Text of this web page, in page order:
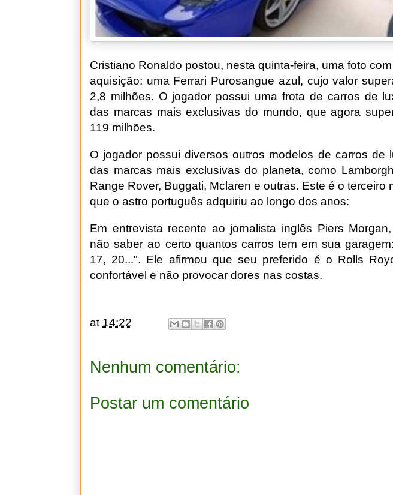
Cristiano Ronaldo postou, nesta quinta-feira, uma foto
aquisição: uma Ferrari Purosangue azul, cujo valor
2,8 milhões. O jogador possui uma frota de carros de
das marcas mais exclusivas do mundo, que agora
119 milhões.
O jogador possui diversos outros modelos de carros de
das marcas mais exclusivas do planeta, como
Range Rover, Buggati, Mclaren e outras. Este é o terceiro
que o astro português adquiriu ao longo dos anos:
Em entrevista recente ao jornalista inglês Piers
não saber ao certo quantos carros tem em sua
17, 20...". Ele afirmou que seu preferido é o Rolls
confortável e não provocar dores nas costas.
at 14:22
Nenhum comentário:
Postar um comentário